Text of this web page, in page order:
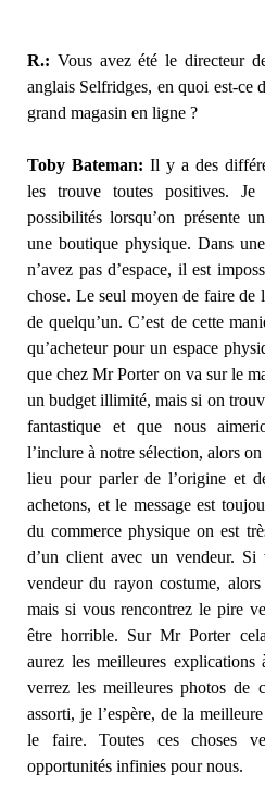
R.: Vous avez été le directeur
anglais Selfridges, en quoi est-ce
grand magasin en ligne ?
Toby Bateman: Il y a des
les trouve toutes positives.
possibilités lorsqu’on présente
une boutique physique. Dans
n’avez pas d’espace, il est
chose. Le seul moyen de faire de
de quelqu’un. C’est de cette
qu’acheteur pour un espace
que chez Mr Porter on va sur le
un budget illimité, mais si on
fantastique et que nous
l’inclure à notre sélection, alors
lieu pour parler de l’origine et
achetons, et le message est
du commerce physique on est
d’un client avec un vendeur.
vendeur du rayon costume, alors
mais si vous rencontrez le pire
être horrible. Sur Mr Porter
aurez les meilleures
verrez les meilleures photos de
assorti, je l’espère, de la
le faire. Toutes ces choses
opportunités infinies pour nous.